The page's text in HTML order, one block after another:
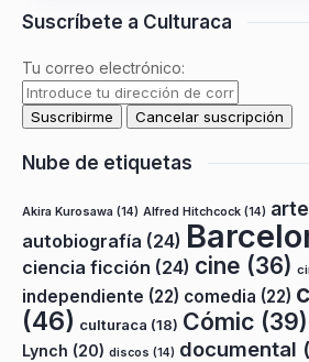
Suscríbete a Culturaca
Tu correo electrónico:
Nube de etiquetas
Akira Kurosawa (14) Alfred Hitchcock (14) arte
autobiografía (24)
ciencia ficción (24) cine (36)
independiente (22) comedia (22)
(46) culturaca (18) Cómic (39)
Lynch (20) discos (14) documental